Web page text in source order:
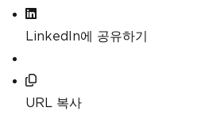
LinkedIn에 공유하기
URL 복사